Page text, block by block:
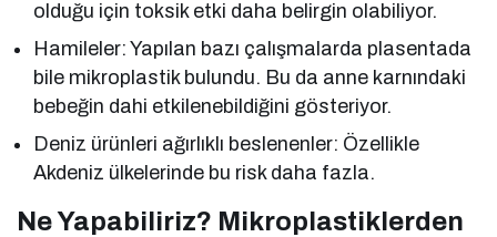
olduğu için toksik etki daha belirgin olabiliyor.
Hamileler: Yapılan bazı çalışmalarda plasentada
bile mikroplastik bulundu. Bu da anne karnındaki
bebeğin dahi etkilenebildiğini gösteriyor.
Deniz ürünleri ağırlıklı beslenenler: Özellikle
Akdeniz ülkelerinde bu risk daha fazla.
Ne Yapabiliriz? Mikroplastiklerden